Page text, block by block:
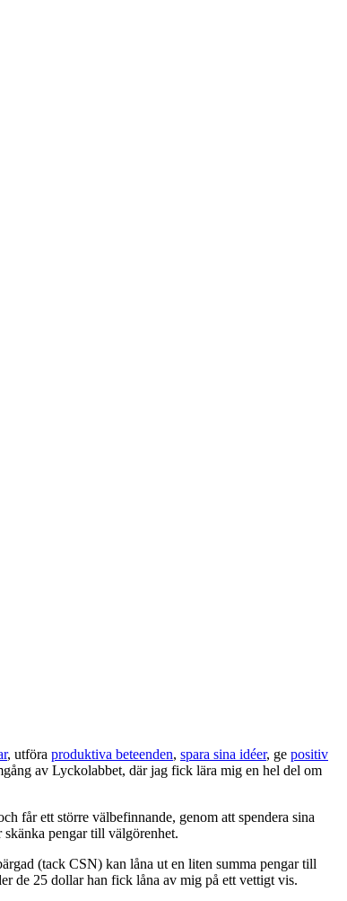
, utföra produktiva beteenden, spara sina idéer, ge positiv
av Lyckolabbet, där jag fick lära mig en hel del om
får ett större välbefinnande, genom att spendera sina
pengar till välgörenhet.
(tack CSN) kan låna ut en liten summa pengar till
de 25 dollar han fick låna av mig på ett vettigt vis.